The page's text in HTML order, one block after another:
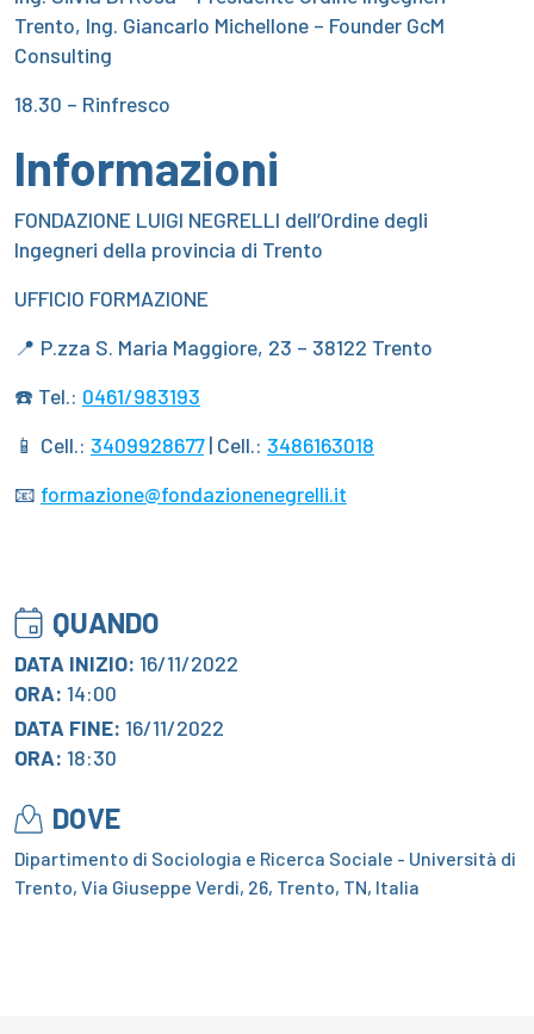
Trento, Ing. Giancarlo Michellone – Founder GcM
Consulting
18.30 – Rinfresco
Informazioni
FONDAZIONE LUIGI NEGRELLI dell’Ordine degli
Ingegneri della provincia di Trento
UFFICIO FORMAZIONE
📍 P.zza S. Maria Maggiore, 23 – 38122 Trento
☎️ Tel.: 0461/983193
📱 Cell.: 3409928677| Cell.: 3486163018
📧 formazione@fondazionenegrelli.it
QUANDO
DATA INIZIO: 16/11/2022
ORA: 14:00
DATA FINE: 16/11/2022
ORA: 18:30
DOVE
Dipartimento di Sociologia e Ricerca Sociale - Università di
Trento, Via Giuseppe Verdi, 26, Trento, TN, Italia